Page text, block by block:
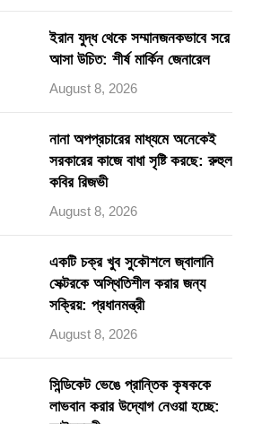
ইরান যুদ্ধ থেকে সম্মানজনকভাবে সরে
আসা উচিত: শীর্ষ মার্কিন জেনারেল
August 8, 2026
নানা অপপ্রচারের মাধ্যমে অনেকেই
সরকারের কাজে বাধা সৃষ্টি করছে: রুহুল
কবির রিজভী
August 8, 2026
একটি চক্র খুব সুকৌশলে জ্বালানি
সেক্টরকে অস্থিতিশীল করার জন্য
সক্রিয়: প্রধানমন্ত্রী
August 8, 2026
সিন্ডিকেট ভেঙে প্রান্তিক কৃষককে
লাভবান করার উদ্যোগ নেওয়া হচ্ছে: